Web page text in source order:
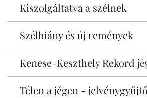
Kiszolgáltatva a szélnek
Szélhiány és új remények
Kenese-Keszthely Rekord
Télen a jégen -